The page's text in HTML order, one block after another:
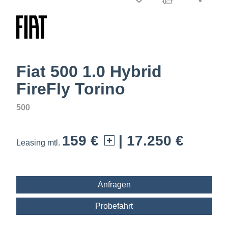
Fiat 500 1.0 Hybrid
FireFly Torino
500
Leasing mtl. 159 € | 17.250 €
Anfragen
Probefahrt